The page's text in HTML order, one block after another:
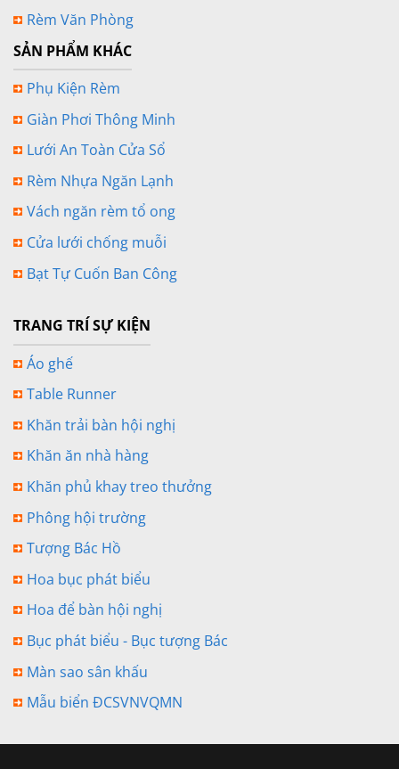
Rèm Văn Phòng
SẢN PHẨM KHÁC
Phụ Kiện Rèm
Giàn Phơi Thông Minh
Lưới An Toàn Cửa Sổ
Rèm Nhựa Ngăn Lạnh
Vách ngăn rèm tổ ong
Cửa lưới chống muỗi
Bạt Tự Cuốn Ban Công
TRANG TRÍ SỰ KIỆN
Áo ghế
Table Runner
Khăn trải bàn hội nghị
Khăn ăn nhà hàng
Khăn phủ khay treo thưởng
Phông hội trường
Tượng Bác Hồ
Hoa bục phát biểu
Hoa để bàn hội nghị
Bục phát biểu - Bục tượng Bác
Màn sao sân khấu
Mẫu biển ĐCSVNVQMN